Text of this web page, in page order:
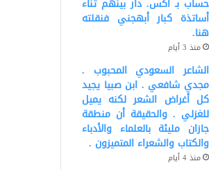
حساب بـ اكس. دار بينهم ثناء
أساتذة كبار أبهجني فنقلته
هنا.
منذ 3 أيام
الشاعر السعودي المحبوب .
مجدي شافعي . ابن صبيا يجيد
كل أغراض الشعر لكنه يميل
للغزلي . والحقيقة أن منطقة
جازان مليئة بالعلماء والأدباء
والكتاب والشعراء المتميزون .
منذ 4 أيام